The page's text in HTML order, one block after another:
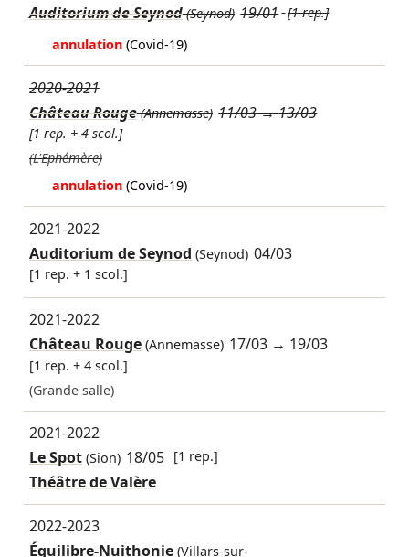
Auditorium de Seynod(Seynod) 19/01 [1 rep.]
annulation (Covid-19)
2020-2021
Château Rouge(Annemasse) 11/03→13/03
[1 rep. + 4 scol.]
(L'Ephémère)
annulation (Covid-19)
2021-2022
Auditorium de Seynod (Seynod) 04/03
[1 rep. + 1 scol.]
2021-2022
Château Rouge(Annemasse) 17/03 → 19/03
[1 rep. + 4 scol.]
(Grande salle)
2021-2022
Le Spot(Sion) 18/05 [1 rep.]
Théâtre de Valère
2022-2023
Équilibre-Nuithonie(Villars-sur-